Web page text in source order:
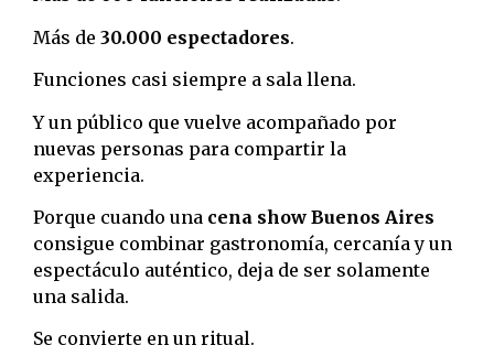
Más de 30.000 espectadores.
Funciones casi siempre a sala llena.
Y un público que vuelve acompañado por
nuevas personas para compartir la
experiencia.
Porque cuando una cena show Buenos Aires
consigue combinar gastronomía, cercanía y un
espectáculo auténtico, deja de ser solamente
una salida.
Se convierte en un ritual.